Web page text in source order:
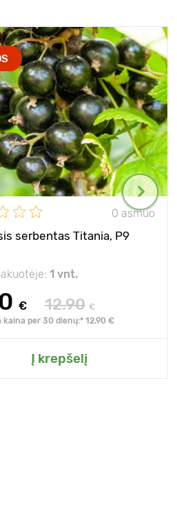
0 asmuo
serbentas Titania, Р9
1 vnt.
€ 12.90 €
kaina per 30 dienų:* 12.90 €
Į krepšelį